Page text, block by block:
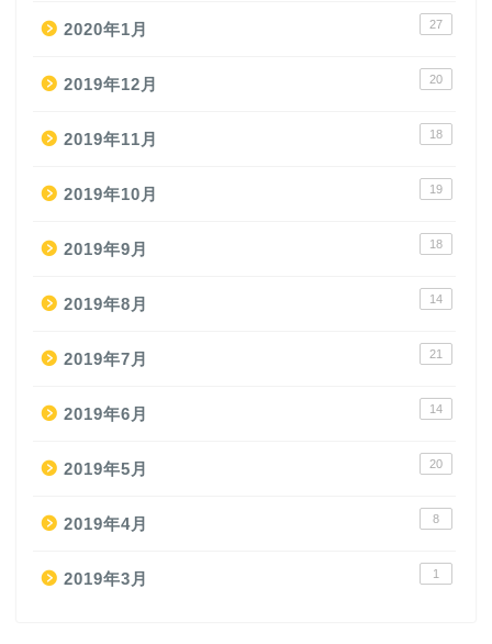
2020年1月 27
2019年12月 20
2019年11月 18
2019年10月 19
2019年9月 18
2019年8月 14
2019年7月 21
2019年6月 14
2019年5月 20
2019年4月 8
2019年3月 1